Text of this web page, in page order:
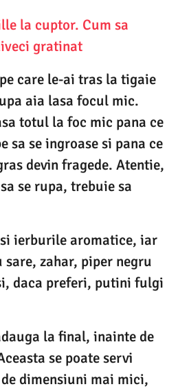
la cuptor. Cum sa
gratinat
care le-ai tras la tigaie
aia lasa focul mic.
totul la foc mic pana ce
sa se ingroase si pana ce
devin fragede. Atentie,
se rupa, trebuie sa
ierburile aromatice, iar
sare, zahar, piper negru
daca preferi, putini fulgi
la final, inainte de
se poate servi
dimensiuni mai mici,